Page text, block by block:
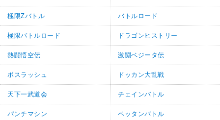
極限Zバトル バトルロード
極限バトルロード ドラゴンヒストリー
熱闘悟空伝 激闘ベジータ伝
ボスラッシュ ドッカン大乱戦
天下一武道会 チェインバトル
パンチマシン ペッタンバトル